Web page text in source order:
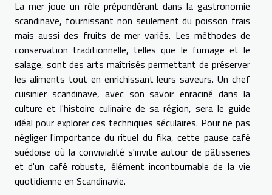
La mer joue un rôle prépondérant dans la gastronomie
scandinave, fournissant non seulement du poisson frais
mais aussi des fruits de mer variés. Les méthodes de
conservation traditionnelle, telles que le fumage et le
salage, sont des arts maîtrisés permettant de préserver
les aliments tout en enrichissant leurs saveurs. Un chef
cuisinier scandinave, avec son savoir enraciné dans la
culture et l'histoire culinaire de sa région, sera le guide
idéal pour explorer ces techniques séculaires. Pour ne pas
négliger l'importance du rituel du fika, cette pause café
suédoise où la convivialité s'invite autour de pâtisseries
et d'un café robuste, élément incontournable de la vie
quotidienne en Scandinavie.